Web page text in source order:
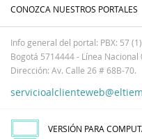
CONOZCA NUESTROS PORTALES
Info general del portal: PBX: 57
Bogotá 5714444 - Línea Nacional
Dirección: Av. Calle 26 # 68B-70.
VERSIÓN PARA